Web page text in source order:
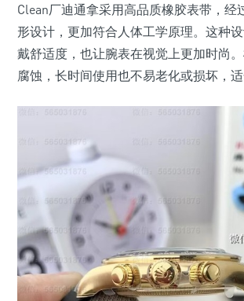
Clean厂迪通拿采用高品质橡胶表带，经
形设计，更加符合人体工学原理。这种
戴舒适度，也让腕表在视觉上更加时尚
腐蚀，长时间使用也不易老化或损坏，适